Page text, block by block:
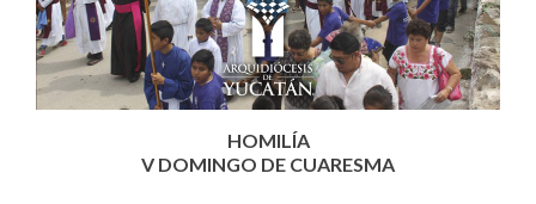
HOMILÍA
V DOMINGO DE CUARESMA